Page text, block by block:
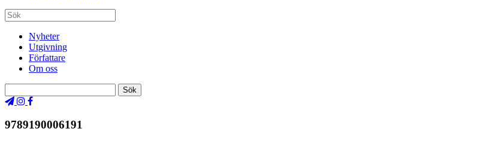
Nyheter
Utgivning
Författare
Om oss
9789190006191